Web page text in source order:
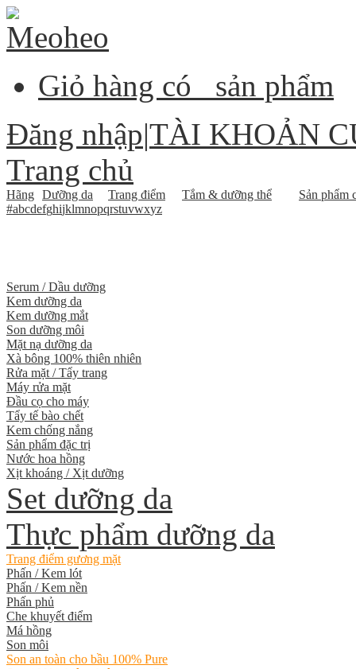
Giỏ hàng có
sản phẩm
Đăng nhập|TÀI KHOẢN
Trang chủ
Hãng Dưỡng da Trang điểm Tắm & dưỡng thể
Sản phẩm
#abcdefghijklmnopqrstuvwxyz
Serum / Dầu dưỡng
Kem dưỡng da
Kem dưỡng mắt
Son dưỡng môi
Mặt nạ dưỡng da
Xà bông 100% thiên nhiên
Rửa mặt / Tẩy trang
Máy rửa mặt
Đầu cọ cho máy
Tẩy tế bào chết
Kem chống nắng
Sản phẩm đặc trị
Nước hoa hồng
Xịt khoáng / Xịt dưỡng
Set dưỡng da
Thực phẩm dưỡng da
Trang điểm gương mặt
Phấn / Kem lót
Phấn / Kem nền
Phấn phủ
Che khuyết điểm
Má hồng
Son môi
Son an toàn cho bầu 100% Pure